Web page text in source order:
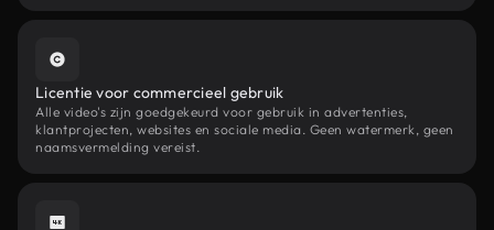
Licentie voor commercieel gebruik
Alle video's zijn goedgekeurd voor gebruik in advertenties,
klantprojecten, websites en sociale media. Geen watermerk, geen
naamsvermelding vereist.